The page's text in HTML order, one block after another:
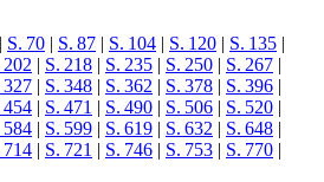
| S. 70 | S. 87 | S. 104 | S. 120 | S. 135 |
202 | S. 218 | S. 235 | S. 250 | S. 267 |
327 | S. 348 | S. 362 | S. 378 | S. 396 |
454 | S. 471 | S. 490 | S. 506 | S. 520 |
584 | S. 599 | S. 619 | S. 632 | S. 648 |
714 | S. 721 | S. 746 | S. 753 | S. 770 |